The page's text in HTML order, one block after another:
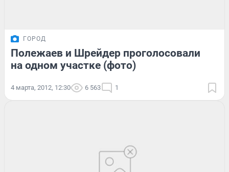
ГОРОД
Полежаев и Шрейдер проголосовали
на одном участке (фото)
4 марта, 2012, 12:30 6 563 1